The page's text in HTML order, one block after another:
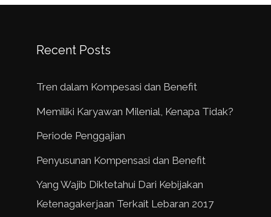
Recent Posts
Tren dalam Kompesasi dan Benefit
Memiliki Karyawan Milenial, Kenapa Tidak?
Periode Penggajian
Penyusunan Kompensasi dan Benefit
Yang Wajib Diktetahui Dari Kebijakan
Ketenagakerjaan Terkait Lebaran 2017